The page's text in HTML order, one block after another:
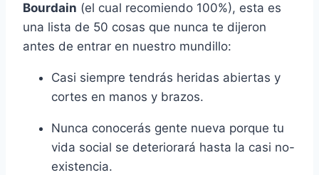
Bourdain (el cual recomiendo 100%), esta es
una lista de 50 cosas que nunca te dijeron
antes de entrar en nuestro mundillo:
Casi siempre tendrás heridas abiertas y
cortes en manos y brazos.
Nunca conocerás gente nueva porque tu
vida social se deteriorará hasta la casi no-
existencia.